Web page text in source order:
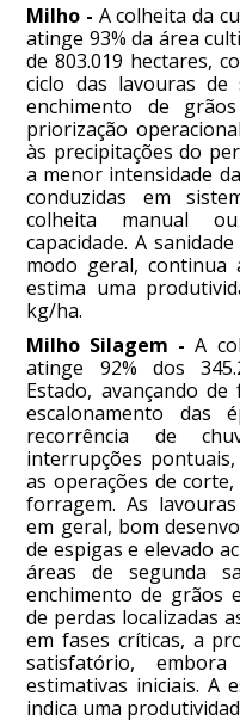
Milho - A colheita da
atinge 93% da área
de 803.019 hectares,
ciclo das lavouras
enchimento de
priorização
às precipitações do
a menor intensidade
conduzidas em
colheita manual
capacidade. A
modo geral, continua
estima uma
kg/ha.
Milho Silagem - A
atinge 92% dos
Estado, avançando
escalonamento das
recorrência de
interrupções
as operações de
forragem. As
em geral, bom
de espigas e elevado
áreas de segunda
enchimento de grãos
de perdas localizadas
em fases críticas, a
satisfatório,
estimativas iniciais. A
indica uma